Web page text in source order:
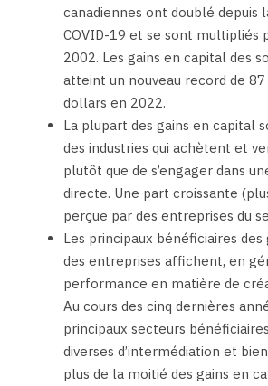
canadiennes ont doublé depuis
COVID-19 et se sont multipliés
2002. Les gains en capital des
atteint un nouveau record de
dollars en 2022.
La plupart des gains en capital
des industries qui achètent et
plutôt que de s’engager dans
directe. Une part croissante
perçue par des entreprises du
Les principaux bénéficiaires
des entreprises affichent, en
performance en matière de
Au cours des cinq dernières
principaux secteurs
diverses d’intermédiation et
plus de la moitié des gains en